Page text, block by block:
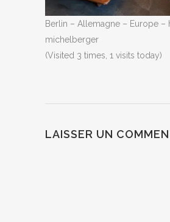
Berlin – Allemagne – Europe –
michelberger
(Visited 3 times, 1 visits today)
LAISSER UN